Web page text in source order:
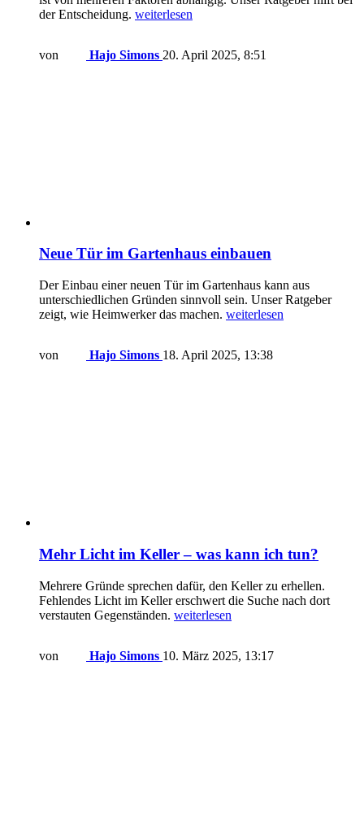
der Entscheidung. weiterlesen
von Hajo Simons 20. April 2025, 8:51
Neue Tür im Gartenhaus einbauen
Der Einbau einer neuen Tür im Gartenhaus kann aus
unterschiedlichen Gründen sinnvoll sein. Unser Ratgeber
zeigt, wie Heimwerker das machen. weiterlesen
von Hajo Simons 18. April 2025, 13:38
Mehr Licht im Keller – was kann ich tun?
Mehrere Gründe sprechen dafür, den Keller zu erhellen.
Fehlendes Licht im Keller erschwert die Suche nach dort
verstauten Gegenständen. weiterlesen
von Hajo Simons 10. März 2025, 13:17